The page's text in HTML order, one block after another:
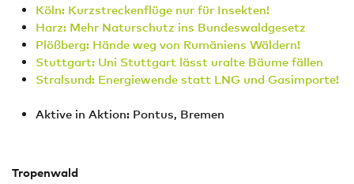
Köln: Kurzstreckenflüge nur für Insekten!
Harz: Mehr Naturschutz ins Bundeswaldgesetz
Plößberg: Hände weg von Rumäniens Wäldern!
Stuttgart: Uni Stuttgart lässt uralte Bäume fällen
Stralsund: Energiewende statt LNG und Gasimporte!
Aktive in Aktion: Pontus, Bremen
Tropenwald